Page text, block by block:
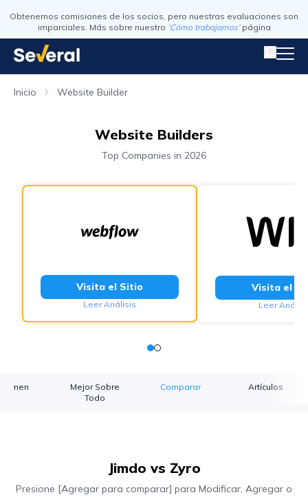
Obtenemos comisiones de los socios, pero nuestras evaluaciones son
imparciales. Más sobre nuestro 'Cómo trabajamos' página
Inicio Website Builder
Website Builders
Top Companies in 2026
Visita el Sitio
Leer Análisis
Visita el
Leer
Mejor Sobre
Todo
Comparar Artículos
Jimdo vs Zyro
Presione [Agregar para comparar] para Modificar, Agregar o